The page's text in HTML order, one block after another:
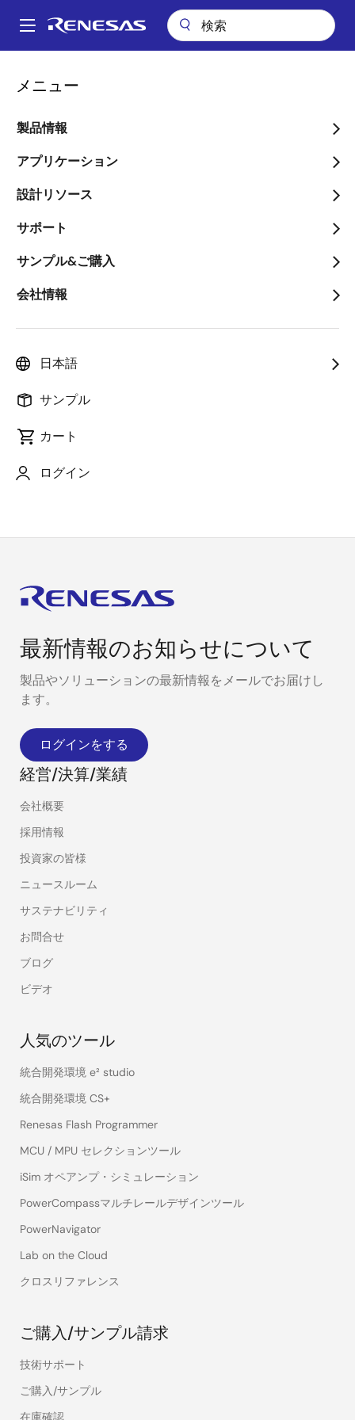
ン
Main
メニュー
製品情報
アプリケーション
設計リソース
サポート
サンプル&ご購入
会社情報
日本語
サンプル
カート
ログイン
パ
ン
く
ず
2024年12月期 第1四半期決算発表 説明会動画（2024年4月25日開催）
2024年12月期 第1四半期決
算発表 説明会動画（2024
年4月25日開催）
2024年4月26日
その他のリソース
投資家の皆様へ（IR情報）
最新情報のお知らせについて
製品やソリューションの最新情報をメールでお届けし
ます。
ログインをする
経営/決算/業績
会社概要
採用情報
投資家の皆様
ニュースルーム
サステナビリティ
お問合せ
ブログ
ビデオ
人気のツール
統合開発環境 e² studio
統合開発環境 CS+
Renesas Flash Programmer
MCU / MPU セレクションツール
iSim オペアンプ・シミュレーション
PowerCompassマルチレールデザインツール
PowerNavigator
Lab on the Cloud
クロスリファレンス
ご購入/サンプル請求
技術サポート
ご購入/サンプル
在庫確認